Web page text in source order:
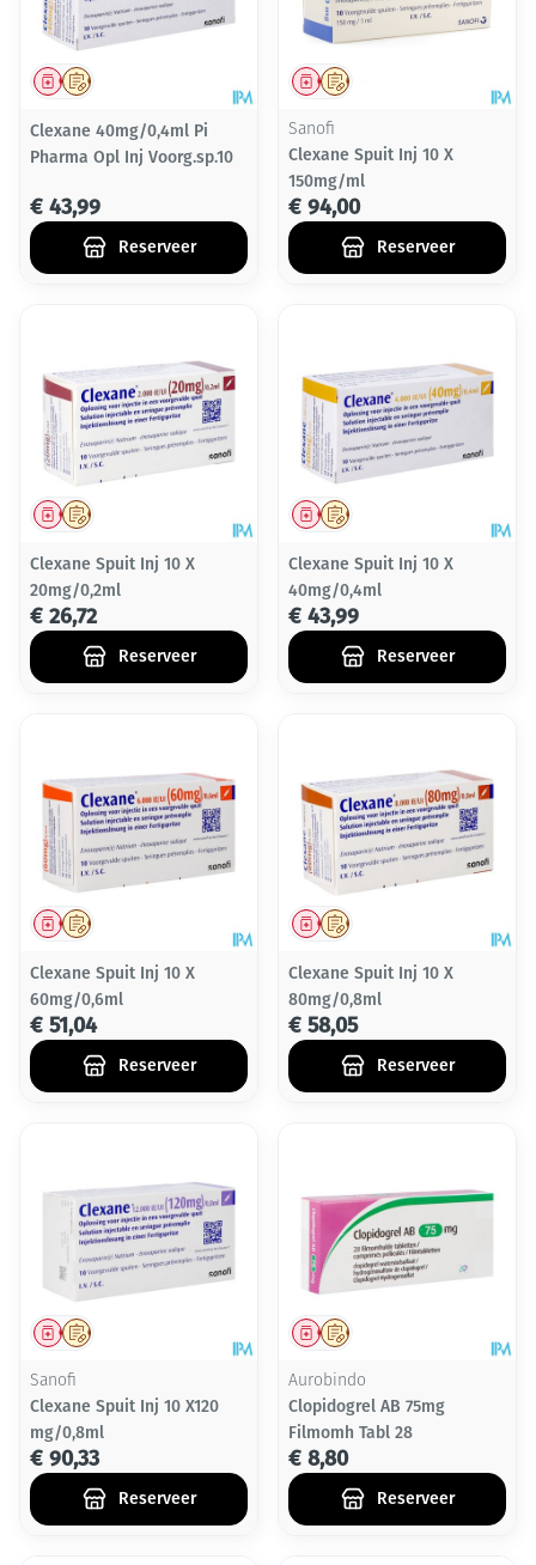
Op voorschrift
Geneesmiddel
Clexane 40mg/0,4ml Pi
Pharma Opl Inj Voorg.sp.10
€ 43,99
Reserveer
Op voorschrift
Geneesmiddel
Sanofi
Clexane Spuit Inj 10 X
150mg/ml
€ 94,00
Reserveer
Op voorschrift
Geneesmiddel
Clexane Spuit Inj 10 X
20mg/0,2ml
€ 26,72
Reserveer
Op voorschrift
Geneesmiddel
Clexane Spuit Inj 10 X
40mg/0,4ml
€ 43,99
Reserveer
Op voorschrift
Geneesmiddel
Clexane Spuit Inj 10 X
60mg/0,6ml
€ 51,04
Reserveer
Op voorschrift
Geneesmiddel
Clexane Spuit Inj 10 X
80mg/0,8ml
€ 58,05
Reserveer
Op voorschrift
Geneesmiddel
Sanofi
Clexane Spuit Inj 10 X120
mg/0,8ml
€ 90,33
Reserveer
Op voorschrift
Geneesmiddel
Aurobindo
Clopidogrel AB 75mg
Filmomh Tabl 28
€ 8,80
Reserveer